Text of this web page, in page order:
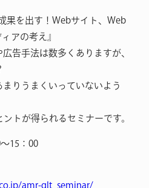
果を出す！Webサイト、Web
アの考え』
告手法は数多くありますが、
りうまくいっていないよう
トが得られるセミナーです。
15：00
amr-glt_seminar/